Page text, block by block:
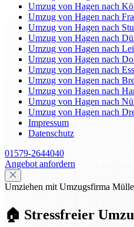
Umzug von Hagen nach
Umzug von Hagen nach
Umzug von Hagen nach
Umzug von Hagen nach
Umzug von Hagen nach
Umzug von Hagen nach
Umzug von Hagen nach
Umzug von Hagen nach
Umzug von Hagen nach
Umzug von Hagen nach
Umzug von Hagen nach
Impressum
Datenschutz
01579-2644040
Angebot anfordern
Umziehen mit Umzugsfirma
🏠 Stressfreier